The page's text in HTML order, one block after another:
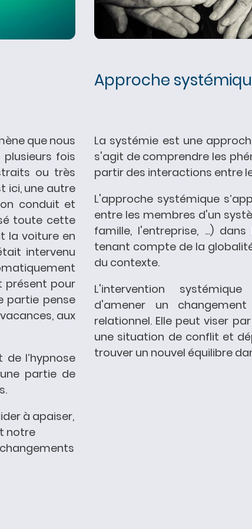
que nous
fois
ou très
ici, une autre
conduit et
toute cette
la voiture en
intervenu
présent pour
partie pense
aux
l’hypnose
partie de
à apaiser,
notre
Approche
La systémie est une
s'agit de comprendre les
partir des interactions entre
L'approche systémique
entre les membres d'un
famille, l'entreprise, ...)
tenant compte de la
du contexte.
L'intervention
d'amener un
relationnel. Elle peut viser
une situation de conflit et
trouver un nouvel équilibre